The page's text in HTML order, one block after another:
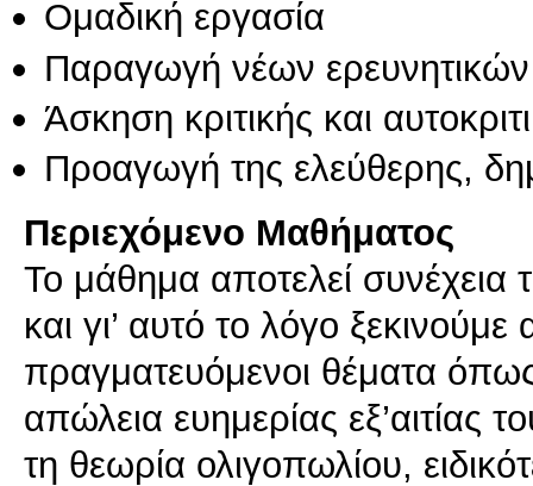
Ομαδική εργασία
Παραγωγή νέων
Άσκηση κριτικής και
Προαγωγή της ελεύθερης,
Περιεχόμενο Μαθήματος
Το μάθημα αποτελεί συνέχεια
και γι’ αυτό το λόγο
πραγματευόμενοι θέματα
απώλεια ευημερίας
τη θεωρία ολιγοπωλίου,